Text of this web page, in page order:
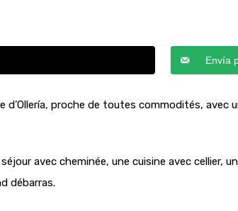
Envía
proche de toutes commodités, avec
avec cheminée, une cuisine avec cellier,
débarras.